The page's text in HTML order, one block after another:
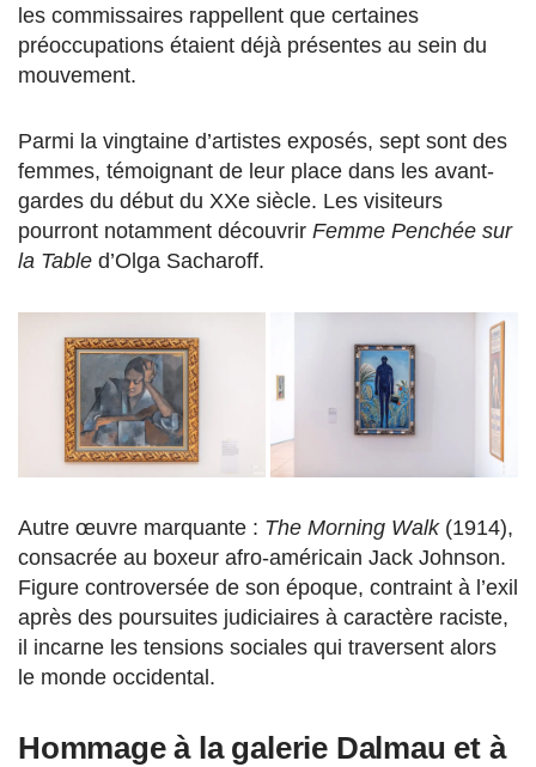
les commissaires rappellent que certaines
préoccupations étaient déjà présentes au sein du
mouvement.
Parmi la vingtaine d’artistes exposés, sept sont des
femmes, témoignant de leur place dans les avant-
gardes du début du XXe siècle. Les visiteurs
pourront notamment découvrir Femme Penchée sur
la Table d’Olga Sacharoff.
Autre œuvre marquante : The Morning Walk(1914),
consacrée au boxeur afro-américain Jack Johnson.
Figure controversée de son époque, contraint à l’exil
après des poursuites judiciaires à caractère raciste,
il incarne les tensions sociales qui traversent alors
le monde occidental.
Hommage à la galerie Dalmau et à